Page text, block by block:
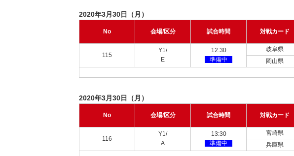
2020年3月30日（月）
No 会場/区分 試合時間 対戦カード
115
Y1/
E
12:30
準備中
岐阜県
岡山県
2020年3月30日（月）
No 会場/区分 試合時間 対戦カード
116
Y1/
A
13:30
準備中
宮崎県
兵庫県